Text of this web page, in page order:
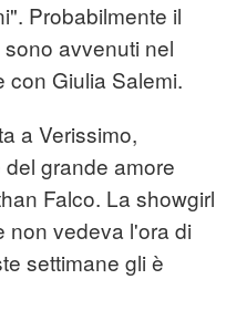
Probabilmente il
avvenuti nel
con Giulia Salemi.
a Verissimo,
grande amore
Falco. La showgirl
non vedeva l'ora di
settimane gli è